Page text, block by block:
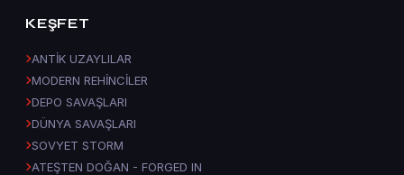
KEŞFET
ANTİK UZAYLILAR
MODERN REHİNCİLER
DEPO SAVAŞLARI
DÜNYA SAVAŞLARI
SOVYET STORM
ATEŞTEN DOĞAN - FORGED IN